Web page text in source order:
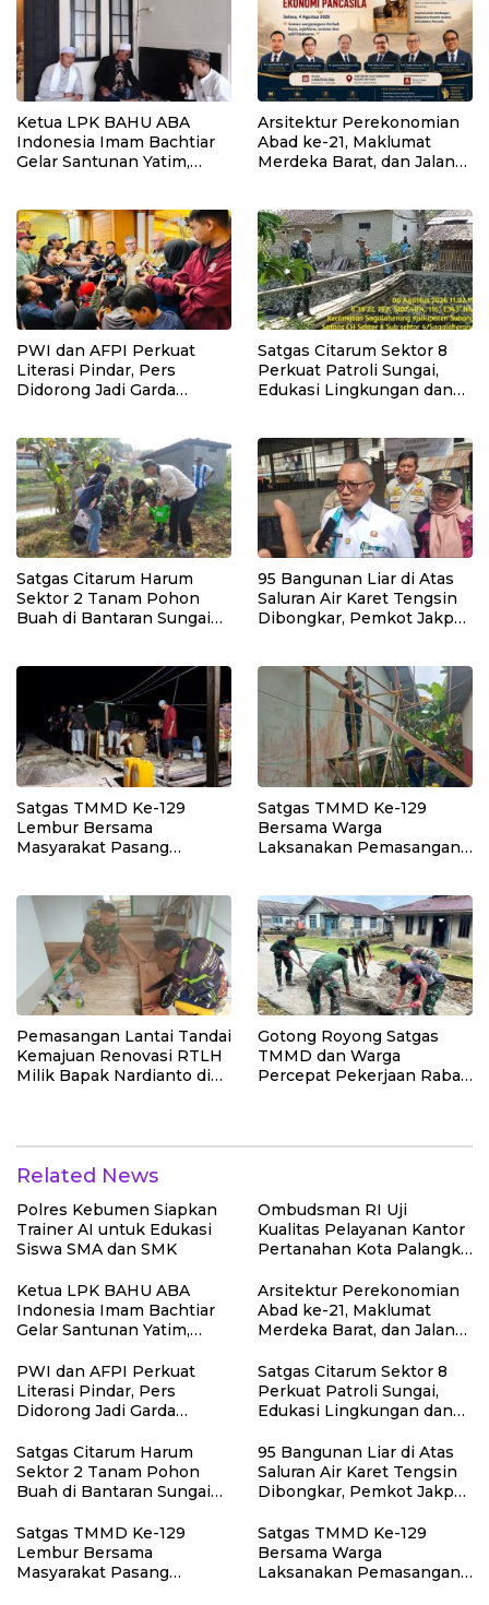
Ketua LPK BAHU ABA
Indonesia Imam Bachtiar
Gelar Santunan Yatim,
Arsitektur Perekonomian
Abad ke-21, Maklumat
Merdeka Barat, dan Jalan
PWI dan AFPI Perkuat
Literasi Pindar, Pers
Didorong Jadi Garda
Satgas Citarum Sektor 8
Perkuat Patroli Sungai,
Edukasi Lingkungan dan
Satgas Citarum Harum
Sektor 2 Tanam Pohon
Buah di Bantaran Sungai
Lingkungan Sekaligus
Tingkatkan Manfaat
Ekonomi Warga
95 Bangunan Liar di Atas
Saluran Air Karet Tengsin
Dibongkar, Pemkot Jakpus
Satgas TMMD Ke-129
Lembur Bersama
Masyarakat Pasang
Satgas TMMD Ke-129
Bersama Warga
Laksanakan Pemasangan
Pemasangan Lantai Tandai
Kemajuan Renovasi RTLH
Milik Bapak Nardianto di
Gotong Royong Satgas
TMMD dan Warga
Percepat Pekerjaan Rabat
Related News
Polres Kebumen Siapkan
Trainer AI untuk Edukasi
Siswa SMA dan SMK
Ombudsman RI Uji
Kualitas Pelayanan Kantor
Pertanahan Kota Palangka
Ketua LPK BAHU ABA
Indonesia Imam Bachtiar
Gelar Santunan Yatim,
Sukaraja
Arsitektur Perekonomian
Abad ke-21, Maklumat
Merdeka Barat, dan Jalan
Kedaulatan Ekonomi
PWI dan AFPI Perkuat
Literasi Pindar, Pers
Didorong Jadi Garda
Lawan Pinjol Ilegal
Satgas Citarum Sektor 8
Perkuat Patroli Sungai,
Edukasi Lingkungan dan
di Wilayah Binaan
Satgas Citarum Harum
Sektor 2 Tanam Pohon
Buah di Bantaran Sungai
Kristiyanto: Jaga
Lingkungan Sekaligus
Tingkatkan Manfaat
95 Bangunan Liar di Atas
Saluran Air Karet Tengsin
Dibongkar, Pemkot Jakpus
Drainase
Satgas TMMD Ke-129
Lembur Bersama
Masyarakat Pasang
Satgas TMMD Ke-129
Bersama Warga
Laksanakan Pemasangan